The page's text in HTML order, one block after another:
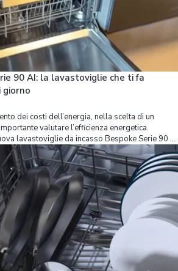
90 AI: la lavastoviglie che ti fa
giorno
dei costi dell’energia, nella scelta di un
valutare l’efficienza energetica.
lavastoviglie da incasso Bespoke Serie 90 AI
principio, combinando una classe energetica A